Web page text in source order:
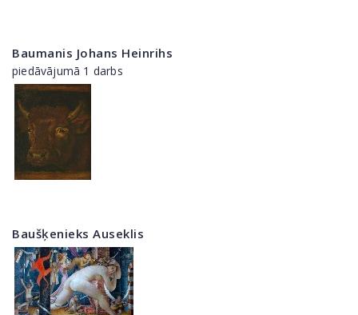
Baumanis Johans Heinrihs
piedāvājumā 1 darbs
Baušķenieks Auseklis